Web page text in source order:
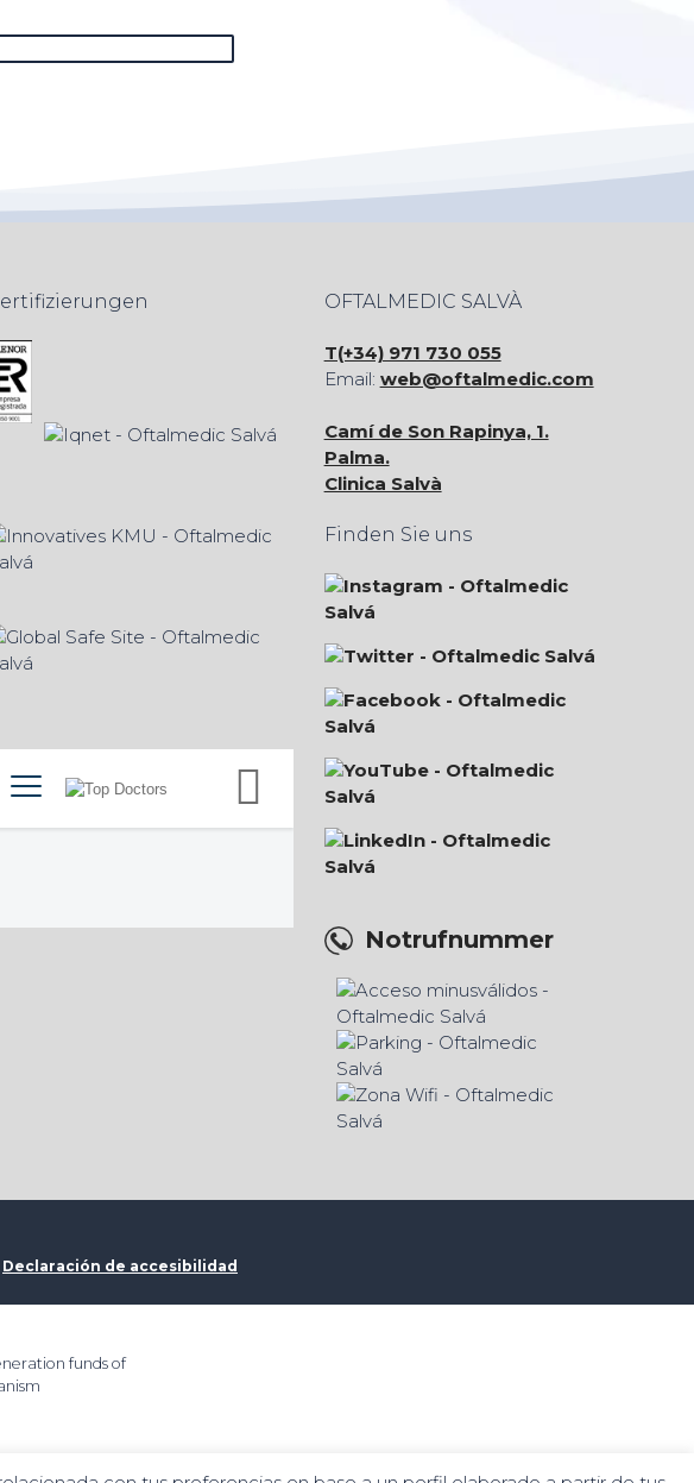
OFTALMEDIC SALVÀ
T(+34) 971 730 055
Email: web@oftalmedic.com
Camí de Son Rapinya, 1.
Palma.
Clinica Salvà
Finden Sie uns
Notrufnummer
Declaración de accesibilidad
funds of